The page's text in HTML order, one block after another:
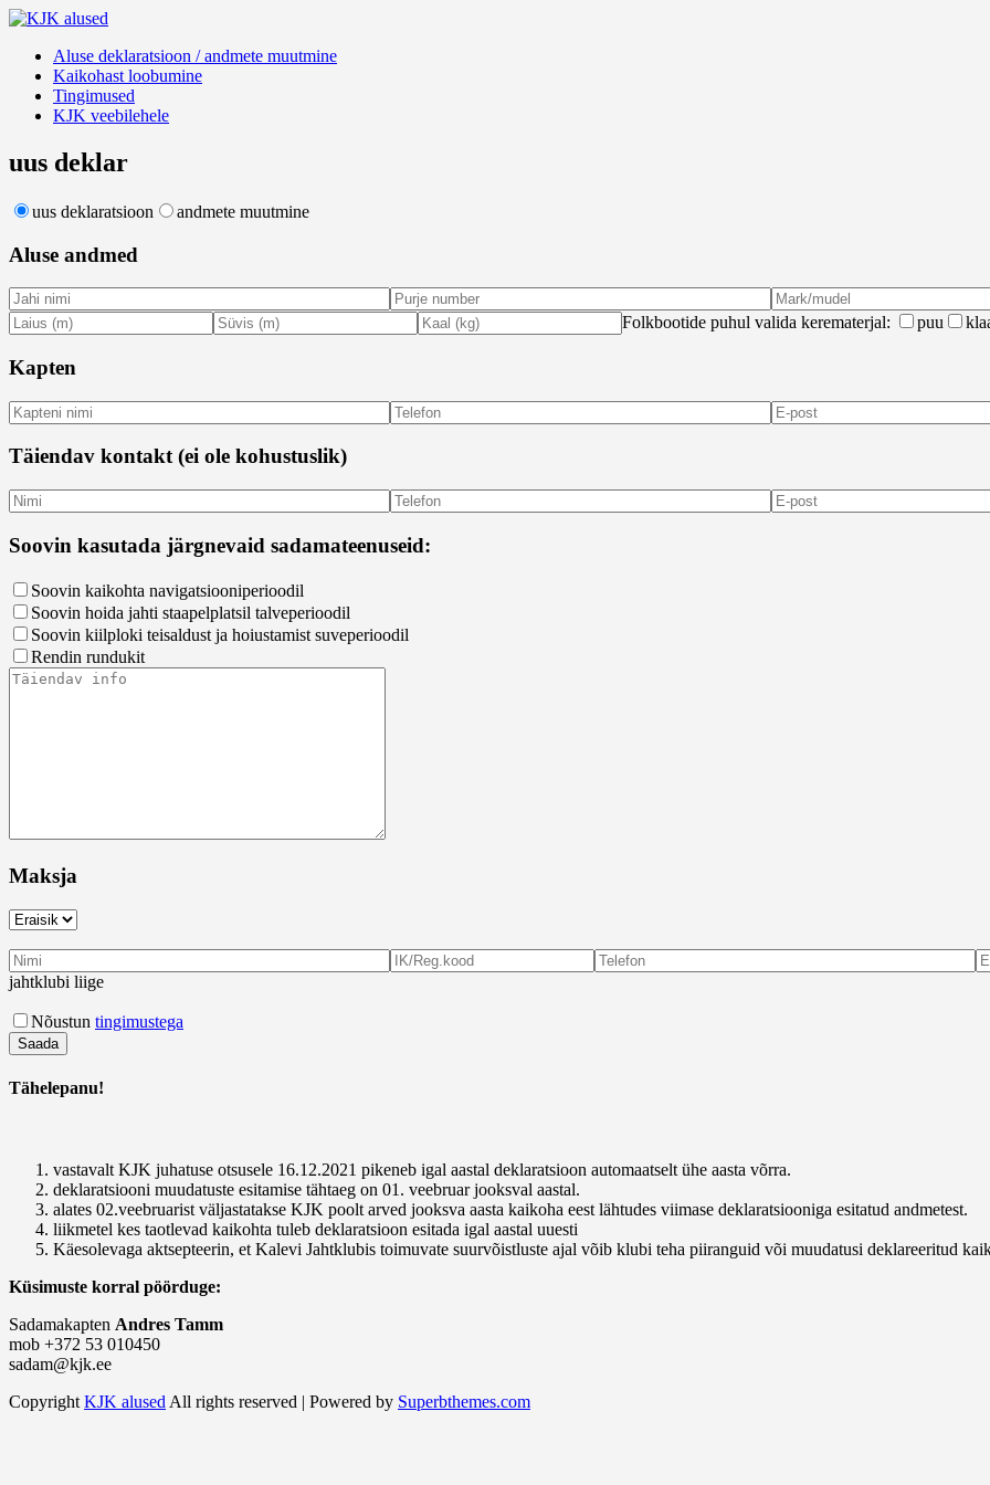
KJK
alused
Aluste
deklareerimine
Aluse deklaratsioon / andmete muutmine
Kaikohast loobumine
Tingimused
KJK veebilehele
uus deklar
uus deklaratsioon andmete muutmine
Aluse andmed
Folkbootide puhul valida kerematerjal: puu
Kapten
Täiendav kontakt (ei ole kohustuslik)
Soovin kasutada järgnevaid sadamateenuseid:
Soovin kaikohta navigatsiooniperioodil
Soovin hoida jahti staapelplatsil talveperioodil
Soovin kiilploki teisaldust ja hoiustamist suveperioodil
Rendin rundukit
Maksja
jahtklubi liige
Nõustun tingimustega
Tähelepanu!
vastavalt KJK juhatuse otsusele 16.12.2021 pikeneb igal aastal deklaratsioon automaatselt ühe aasta võrra.
deklaratsiooni muudatuste esitamise tähtaeg on 01. veebruar jooksval aastal.
alates 02.veebruarist väljastatakse KJK poolt arved jooksva aasta kaikoha eest lähtudes viimase deklaratsiooniga esitatud andmetest.
liikmetel kes taotlevad kaikohta tuleb deklaratsioon esitada igal aastal uuesti
Käesolevaga aktsepteerin, et Kalevi Jahtklubis toimuvate suurvõistluste ajal võib klubi teha piiranguid või muudatusi deklareeritud
Küsimuste korral pöörduge:
Sadamakapten Andres Tamm
mob +372 53 010450
sadam@kjk.ee
Copyright KJK alused All rights reserved | Powered by Superbthemes.com